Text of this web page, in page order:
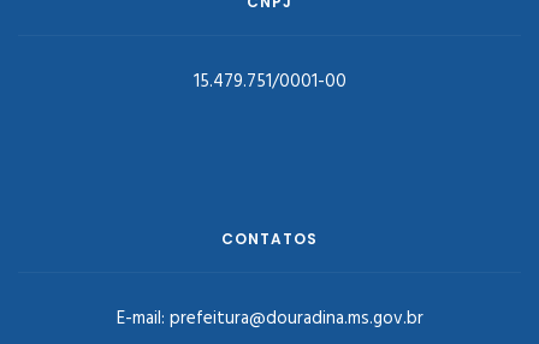
15.479.751/0001-00
CONTATOS
E-mail: prefeitura@douradina.ms.gov.br